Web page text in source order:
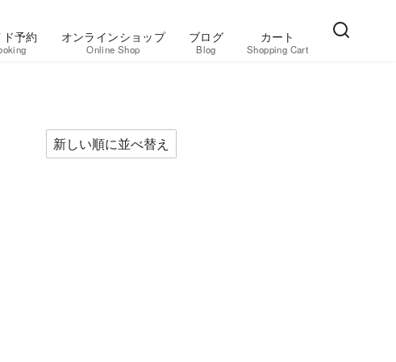
予約 オンラインショップ
Online Shop
ブログ
Blog
カート
Shopping Cart